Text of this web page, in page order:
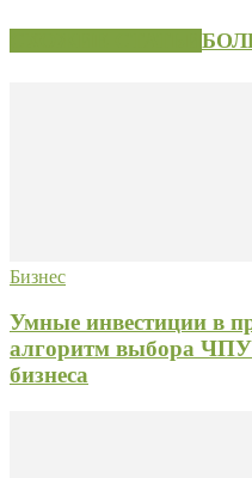
Бизнес
Умные инвестиции в
алгоритм выбора
бизнеса